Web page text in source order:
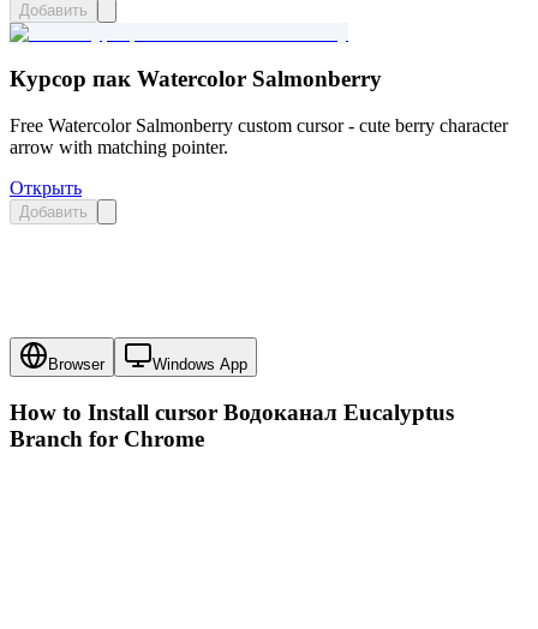
Добавить
Курсор пак Watercolor Salmonberry
Free Watercolor Salmonberry custom cursor - cute berry character
arrow with matching pointer.
Открыть
Добавить
Browser Windows App
How to Install cursor Водоканал Eucalyptus
Branch for Chrome